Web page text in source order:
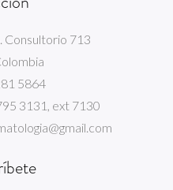
Consultorio 713
5864
3131, ext 7130